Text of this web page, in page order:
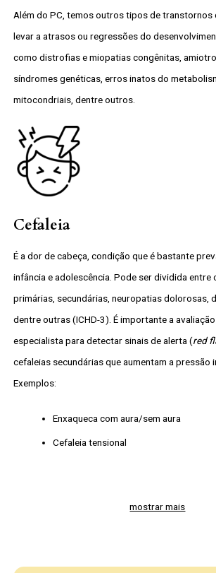
Além do PC, temos outros tipos de transtornos
levar a atrasos ou regressões do
como distrofias e miopatias congênitas,
síndromes genéticas, erros inatos do
mitocondriais, dentre outros.
Cefaleia
É a dor de cabeça, condição que é bastante
infância e adolescência. Pode ser dividida entre
primárias, secundárias, neuropatias dolorosas,
dentre outras (ICHD-3). É importante a
especialista para detectar sinais de alerta (red
cefaleias secundárias que aumentam a pressão
Exemplos:
Enxaqueca com aura/sem aura
Cefaleia tensional
mostrar mais